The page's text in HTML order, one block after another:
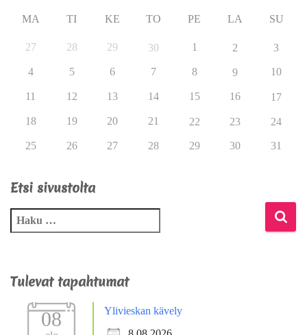
MA TI KE TO PE LA SU
27 28 29 30 1 2 3
4 5 6 7 8 9 10
11 12 13 14 15 16 17
18 19 20 21 22 23 24
25 26 27 28 29 30 31
Etsi sivustolta
Tulevat tapahtumat
08
Ylivieskan kävely